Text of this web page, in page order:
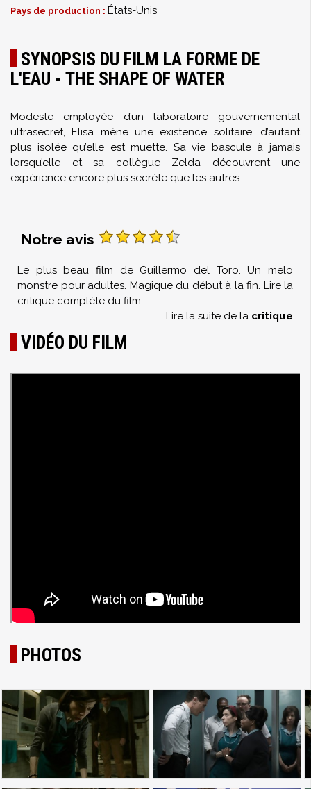
Pays de production : États-Unis
SYNOPSIS DU FILM LA FORME DE
L'EAU - THE SHAPE OF WATER
Modeste employée d’un laboratoire gouvernemental
ultrasecret, Elisa mène une existence solitaire, d’autant
plus isolée qu’elle est muette. Sa vie bascule à jamais
lorsqu’elle et sa collègue Zelda découvrent une
expérience encore plus secrète que les autres…
Notre avis
Le plus beau film de Guillermo del Toro. Un melo
monstre pour adultes. Magique du début à la fin. Lire la
critique complète du film ...
Lire la suite de la critique
VIDÉO DU FILM
PHOTOS